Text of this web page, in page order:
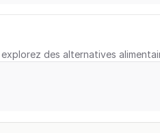
des alternatives